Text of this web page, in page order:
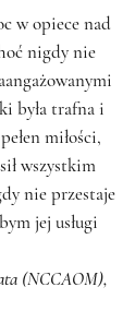
w opiece nad
nigdy nie
była trafna i
miłości,
wszystkim
nie przestaje
jej usługi
(NCCAOM),